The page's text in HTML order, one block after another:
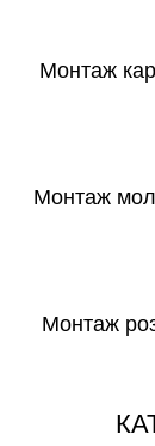
Монтаж
Монтаж
Монтаж